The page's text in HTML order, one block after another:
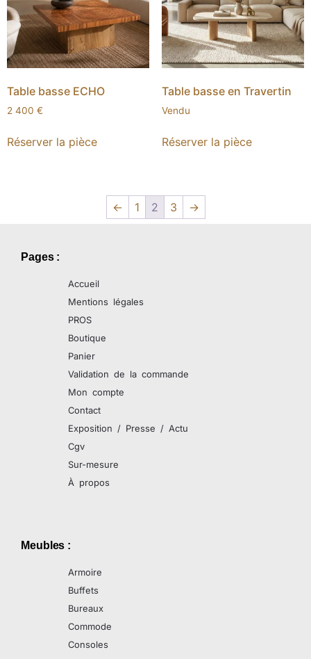
Table basse ECHO
2 400 €
Réserver la pièce
Table basse en Travertin
Vendu
Réserver la pièce
← 1 2 3 →
Pages :
Accueil
Mentions légales
PROS
Boutique
Panier
Validation de la commande
Mon compte
Contact
Exposition / Presse / Actu
Cgv
Sur-mesure
À propos
Meubles :
Armoire
Buffets
Bureaux
Commode
Consoles